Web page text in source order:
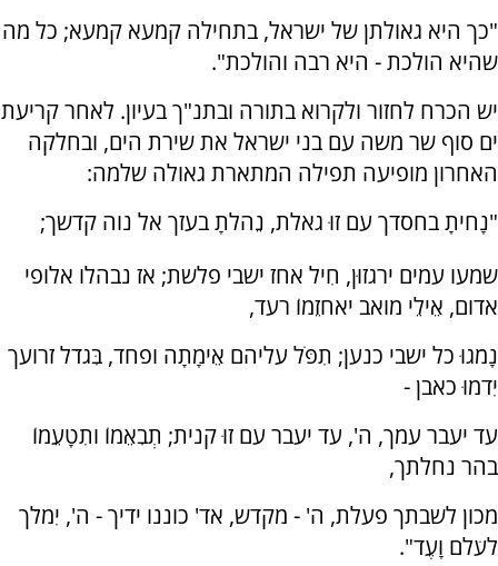
"כך היא גאולתן של ישראל, בתחילה קמעא קמעא; כל מה
שהיא הולכת - היא רבה והולכת".
יש הכרח לחזור ולקרוא בתורה ובתנ"ך בעיון. לאחר קריעת
ים סוף שר משה עם בני ישראל את שירת הים, ובחלקה
האחרון מופיעה תפילה המתארת גאולה שלמה:
"נָחיתָ בחסדך עם זוּ גאלת, נֵהלתָ בעזך אל נוה קדשך;
שמעו עמים ירגזוּן, חִיל אחז יֹשבי פלשת; אז נבהלו אלופי
אדום, אֵילֵי מואב יֹאחזֵמוֹ רעד,
נָמֹגוּ כל ישבי כנען; תִפֹּל עליהם אֵימָתָה ופחד, בִּגדֹל זרועך
יִדמוּ כאבן -
עד יעבֹר עמך, ה', עד יעבר עם זוּ קנית; תְבִאֵמוֹ ותִטָעֵמוֹ
בהר נחלתך,
מכון לשבתך פעלת, ה' - מקדש, אד' כוננו ידיך - ה', יִמלֹך
לעֹלם וָעֶד".